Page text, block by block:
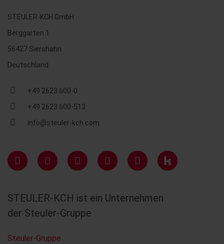
STEULER-KCH GmbH
Berggarten 1
56427 Siershahn
Deutschland
+49 2623 600-0
+49 2623 600-513
info@steuler-kch.com
STEULER-KCH ist ein Unternehmen
der Steuler-Gruppe
Steuler-Gruppe